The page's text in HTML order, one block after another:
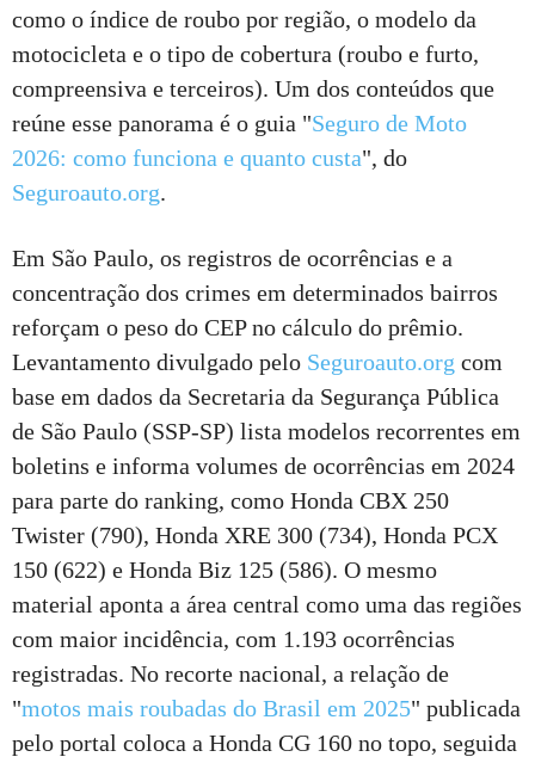
como o índice de roubo por região, o modelo da
motocicleta e o tipo de cobertura (roubo e furto,
compreensiva e terceiros). Um dos conteúdos que
reúne esse panorama é o guia "Seguro de Moto
2026: como funciona e quanto custa", do
Seguroauto.org.
Em São Paulo, os registros de ocorrências e a
concentração dos crimes em determinados bairros
reforçam o peso do CEP no cálculo do prêmio.
Levantamento divulgado pelo Seguroauto.org com
base em dados da Secretaria da Segurança Pública
de São Paulo (SSP-SP) lista modelos recorrentes em
boletins e informa volumes de ocorrências em 2024
para parte do ranking, como Honda CBX 250
Twister (790), Honda XRE 300 (734), Honda PCX
150 (622) e Honda Biz 125 (586). O mesmo
material aponta a área central como uma das regiões
com maior incidência, com 1.193 ocorrências
registradas. No recorte nacional, a relação de
"motos mais roubadas do Brasil em 2025" publicada
pelo portal coloca a Honda CG 160 no topo, seguida